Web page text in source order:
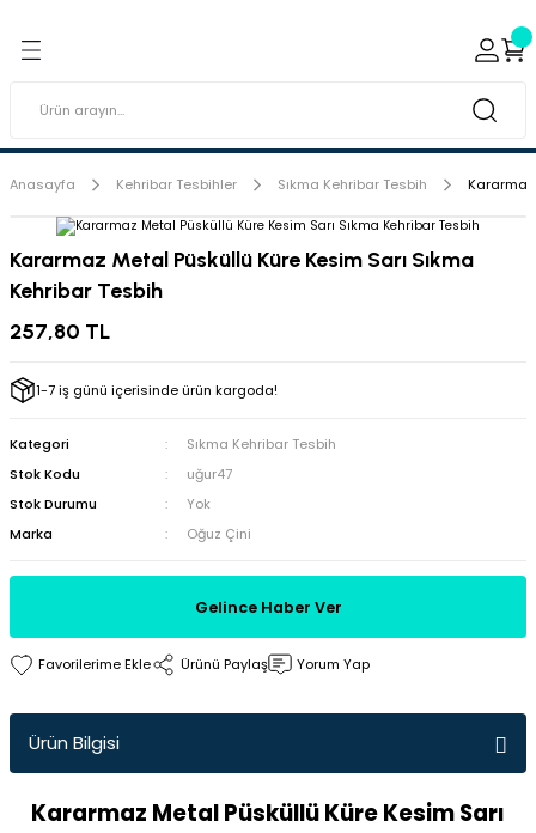
Porselen Boyaları (Toz
Boyaları
Kabartma Boyaları
Tabaklar
Anasayfa Kehribar Tesbihler Sıkma Kehribar Tesbih Kararmaz
Kararmaz Metal Püsküllü Küre Kesim Sarı Sıkma
Kehribar Tesbih
257,80 TL
1-7 iş günü içerisinde ürün kargoda!
Kategori
Sıkma Kehribar Tesbih
Stok Kodu
uğur47
Stok Durumu
Yok
Marka
Oğuz Çini
Gelince Haber Ver
Ürünü Paylaş Yorum Yap
Ürün Bilgisi
Kararmaz Metal Püsküllü Küre Kesim Sarı